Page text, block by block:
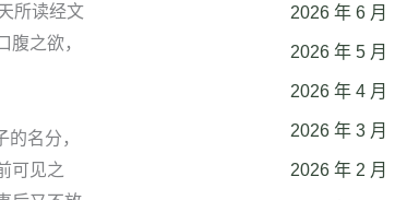
所读经文
之欲，
名分，
可见之
2026 年 6 月
2026 年 5 月
2026 年 4 月
2026 年 3 月
2026 年 2 月